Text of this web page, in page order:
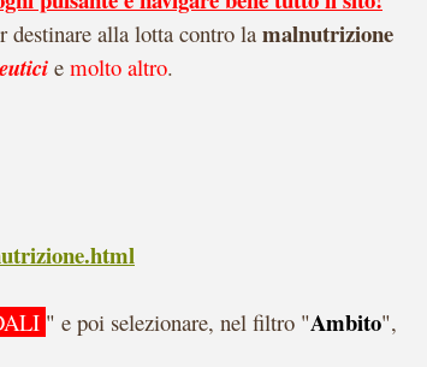
destinare alla lotta contro la malnutrizione
e molto altro.
" e poi selezionare, nel filtro "Ambito",